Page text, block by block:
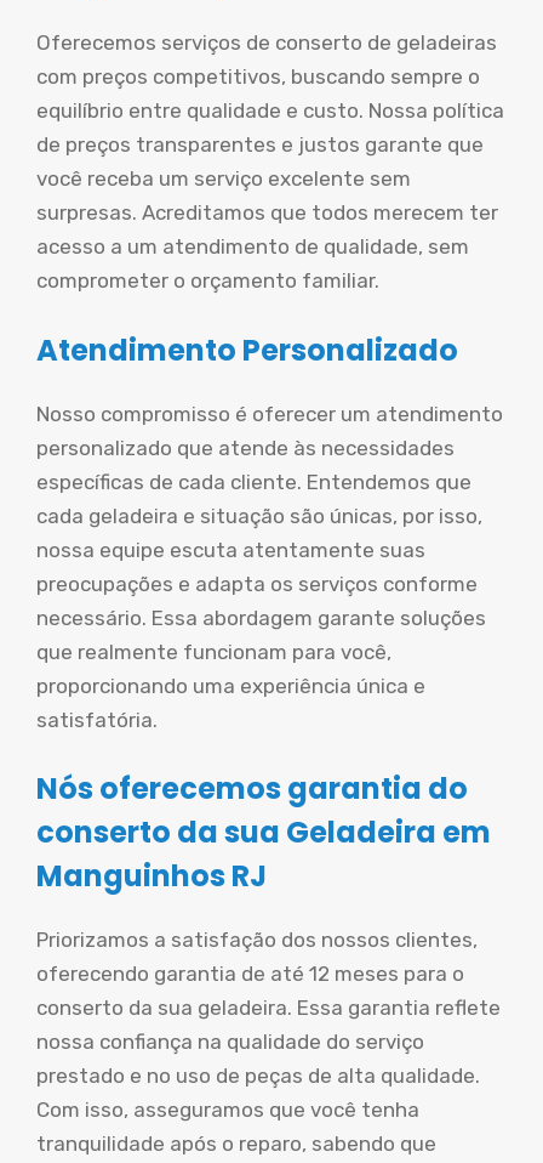
Oferecemos serviços de conserto de geladeiras
com preços competitivos, buscando sempre o
equilíbrio entre qualidade e custo. Nossa política
de preços transparentes e justos garante que
você receba um serviço excelente sem
surpresas. Acreditamos que todos merecem ter
acesso a um atendimento de qualidade, sem
comprometer o orçamento familiar.
Atendimento Personalizado
Nosso compromisso é oferecer um atendimento
personalizado que atende às necessidades
específicas de cada cliente. Entendemos que
cada geladeira e situação são únicas, por isso,
nossa equipe escuta atentamente suas
preocupações e adapta os serviços conforme
necessário. Essa abordagem garante soluções
que realmente funcionam para você,
proporcionando uma experiência única e
satisfatória.
Nós oferecemos garantia do
conserto da sua Geladeira em
Manguinhos RJ
Priorizamos a satisfação dos nossos clientes,
oferecendo garantia de até 12 meses para o
conserto da sua geladeira. Essa garantia reflete
nossa confiança na qualidade do serviço
prestado e no uso de peças de alta qualidade.
Com isso, asseguramos que você tenha
tranquilidade após o reparo, sabendo que